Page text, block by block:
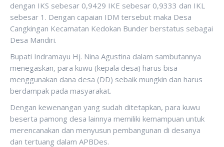
dengan IKS sebesar 0,9429 IKE sebesar 0,9333 dan IKL
sebesar 1. Dengan capaian IDM tersebut maka Desa
Cangkingan Kecamatan Kedokan Bunder berstatus sebagai
Desa Mandiri.
Bupati Indramayu Hj. Nina Agustina dalam sambutannya
menegaskan, para kuwu (kepala desa) harus bisa
menggunakan dana desa (DD) sebaik mungkin dan harus
berdampak pada masyarakat.
Dengan kewenangan yang sudah ditetapkan, para kuwu
beserta pamong desa lainnya memiliki kemampuan untuk
merencanakan dan menyusun pembangunan di desanya
dan tertuang dalam APBDes.